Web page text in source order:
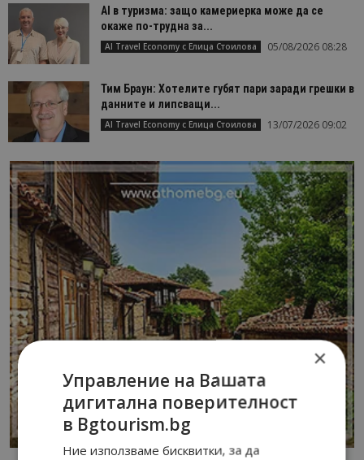
AI в туризма: защо камериерка може да се
окаже по-трудна за...
AI Travel Economy с Елица Стоилова 05/08/2026 08:28
Тим Браун: Хотелите губят пари заради грешки в
данните и липсващи...
AI Travel Economy с Елица Стоилова 13/07/2026 09:02
×
Управление на Вашата
дигитална поверителност
в Bgtourism.bg
Ние използваме бисквитки, за да